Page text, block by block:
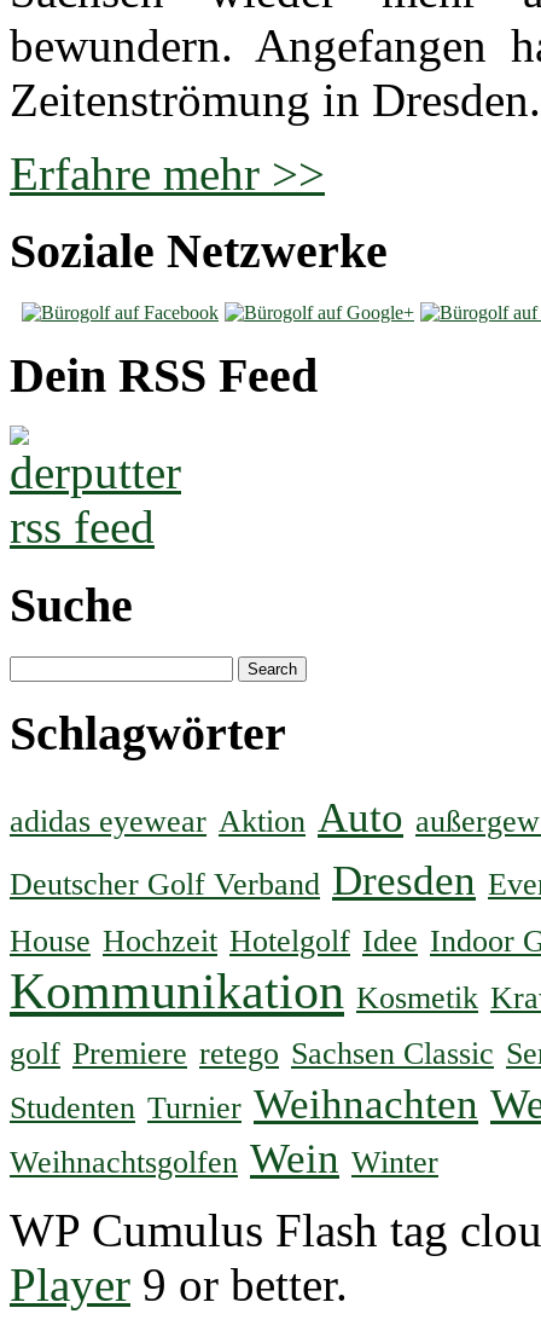
bewundern. Angefangen
Zeitenströmung in Dresden.
Erfahre mehr >>
Soziale Netzwerke
Dein RSS Feed
Suche
Schlagwörter
adidas eyewear Aktion Auto
Deutscher Golf Verband Dresden
House Hochzeit Hotelgolf Idee Indoor
Kommunikation Kosmetik
golf Premiere retego Sachsen Classic
Studenten Turnier Weihnachten
Weihnachtsgolfen Wein Winter
WP Cumulus Flash tag
Player 9 or better.